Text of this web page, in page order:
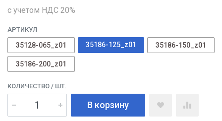
с учетом НДС 20%
АРТИКУЛ
35128-065_z01 35186-125_z01 35186-150_z01
35186-200_z01
КОЛИЧЕСТВО / ШТ.
В корзину